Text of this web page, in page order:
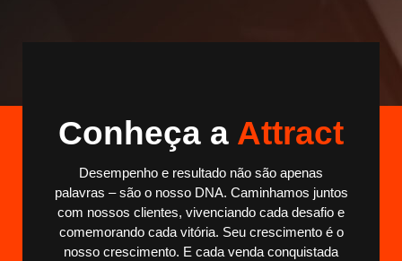
Conheça a Attract
Desempenho e resultado não são apenas
palavras –são o nosso DNA. Caminhamos juntos
com nossos clientes, vivenciando cada desafio e
comemorando cada vitória. Seu crescimento é o
nosso crescimento. E cada venda conquistada